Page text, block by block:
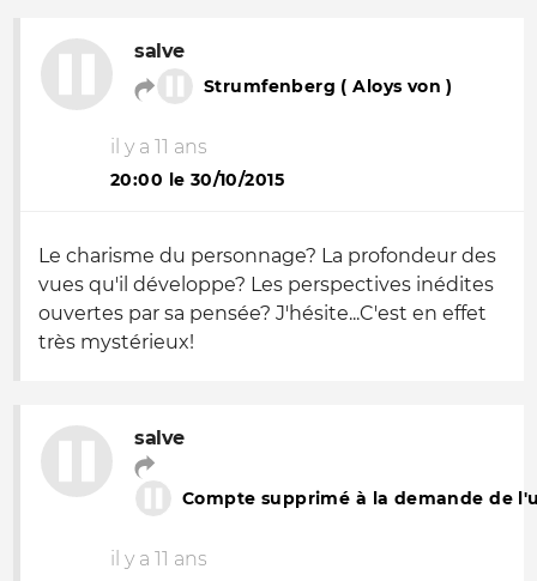
salve
Strumfenberg ( Aloys von )
il y a 11 ans
20:00 le 30/10/2015
Le charisme du personnage? La profondeur des
vues qu'il développe? Les perspectives inédites
ouvertes par sa pensée? J'hésite...C'est en effet
très mystérieux!
salve
Compte supprimé à la demande de
il y a 11 ans